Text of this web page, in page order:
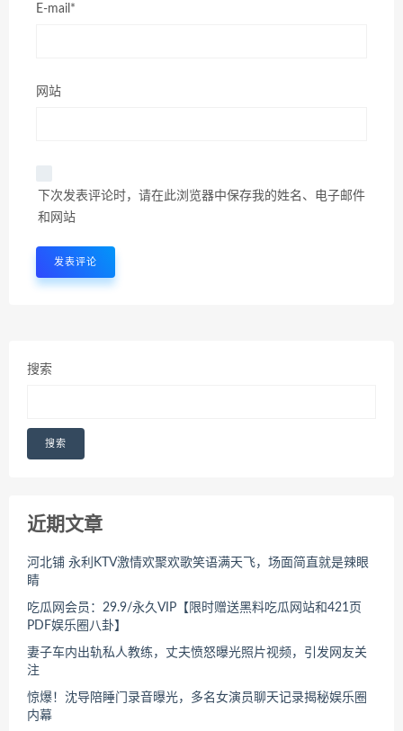
E-mail*
网站
下次发表评论时，请在此浏览器中保存我的姓名、电子邮件
和网站
搜索
搜索
近期文章
河北铺 永利KTV激情欢聚欢歌笑语满天飞，场面简直就是辣眼
睛
吃瓜网会员：29.9/永久VIP【限时赠送黑料吃瓜网站和421页
PDF娱乐圈八卦】
妻子车内出轨私人教练，丈夫愤怒曝光照片视频，引发网友关
注
惊爆！沈导陪睡门录音曝光，多名女演员聊天记录揭秘娱乐圈
内幕